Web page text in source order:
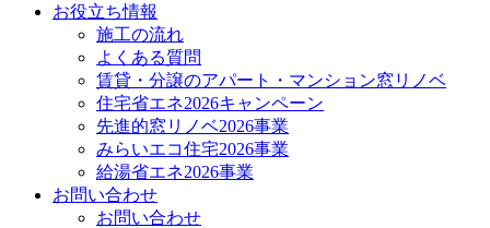
お役立ち情報
施工の流れ
よくある質問
賃貸・分譲のアパート・マンション窓リノベ
住宅省エネ2026キャンペーン
先進的窓リノベ2026事業
みらいエコ住宅2026事業
給湯省エネ2026事業
お問い合わせ
お問い合わせ